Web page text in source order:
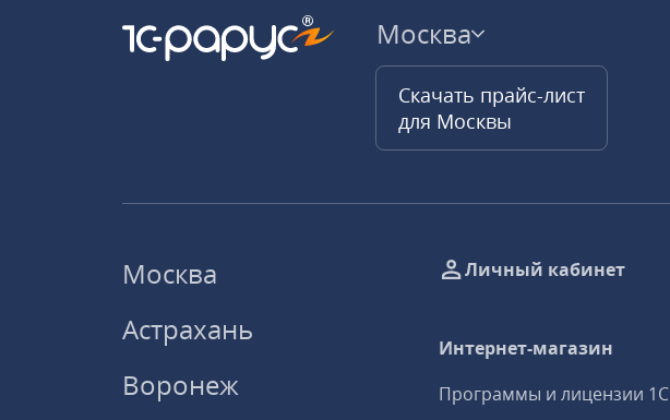
Москва
Скачать прайс-лист
для Москвы
Москва
Астрахань
Воронеж
Личный кабинет
Интернет-магазин
Программы и лицензии 1С